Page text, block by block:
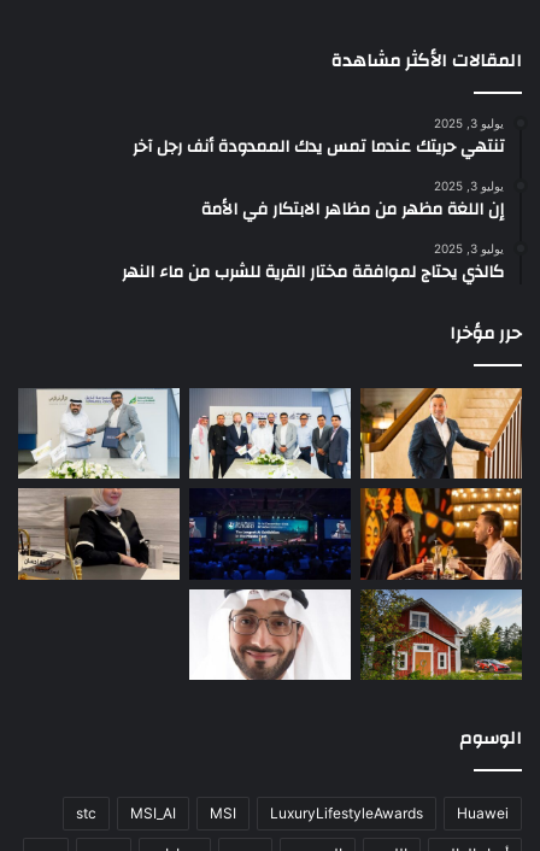
المقالات الأكثر مشاهدة
يوليو 3, 2025
تنتهي حريتك عندما تمس يدك الممدودة أنف رجل آخر
يوليو 3, 2025
إن اللغة مظهر من مظاهر الابتكار في الأمة
يوليو 3, 2025
كالذي يحتاج لموافقة مختار القرية للشرب من ماء النهر
حرر مؤخرا
الوسوم
Huawei
LuxuryLifestyleAwards
MSI
MSI_AI
stc